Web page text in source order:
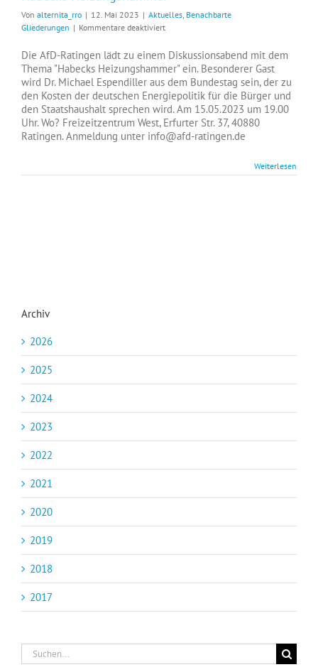
Von alternita_rro | 12. Mai 2023 | Aktuelles Benachbarte
Gliederungen | Kommentare deaktiviertfür
Heizungshammer
Die AfD-Ratingen lädt zu einem Diskussionsabend mit dem
Thema "Habecks Heizungshammer" ein. Besonderer Gast
wird Dr. Michael Espendiller aus dem Bundestag sein, der zu
den Kosten der deutschen Energiepolitik für die Bürger und
den Staatshaushalt sprechen wird. Am 15.05.2023 um 19.00
Uhr. Wo? Freizeitzentrum West, Erfurter Str. 37, 40880
Ratingen. Anmeldung unter info@afd-ratingen.de
Weiterlesen
Archiv
2026
2025
2024
2023
2022
2021
2020
2019
2018
2017
Suche
nach: